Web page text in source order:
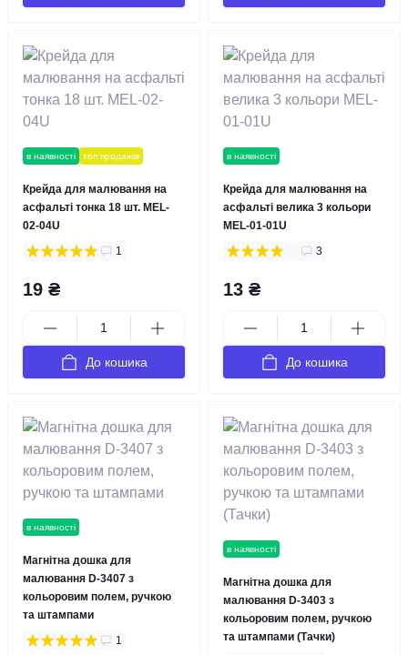
в наявності топ продажів
Крейда для малювання на
асфальті тонка 18 шт. MEL-
02-04U
1
19 ₴
До кошика
в наявності
Крейда для малювання на
асфальті велика 3 кольори
MEL-01-01U
3
13 ₴
До кошика
в наявності
Магнітна дошка для
малювання D-3407 з
кольоровим полем, ручкою
та штампами
1
в наявності
Магнітна дошка для
малювання D-3403 з
кольоровим полем, ручкою
та штампами (Тачки)